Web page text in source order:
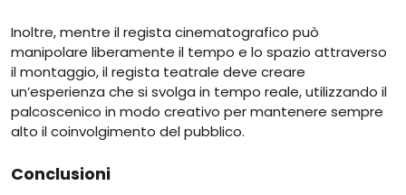
Inoltre, mentre il regista cinematografico può
manipolare liberamente il tempo e lo spazio attraverso
il montaggio, il regista teatrale deve creare
un’esperienza che si svolga in tempo reale, utilizzando il
palcoscenico in modo creativo per mantenere sempre
alto il coinvolgimento del pubblico.
Conclusioni